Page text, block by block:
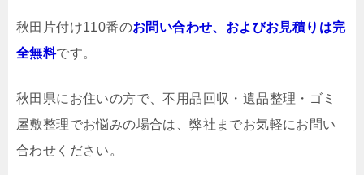
秋田片付け110番のお問い合わせ、およびお見積りは完
全無料です。
秋田県にお住いの方で、不用品回収・遺品整理・ゴミ
屋敷整理でお悩みの場合は、弊社までお気軽にお問い
合わせください。